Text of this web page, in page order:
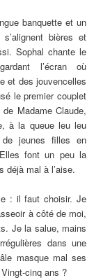
banquette et un
bières et
Sophal chante le
l’écran où
et des jouvencelles
le premier couplet
Madame Claude,
à la queue leu leu
jeunes filles en
font un peu la
déjà mal à l’aise.
: il faut choisir. Je
à côté de moi,
Je la salue, mains
dans une
masque mal ses
cinq ans ?